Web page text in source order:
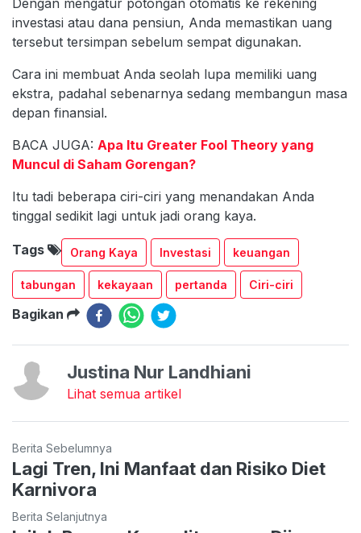
Dengan mengatur potongan otomatis ke rekening
investasi atau dana pensiun, Anda memastikan uang
tersebut tersimpan sebelum sempat digunakan.
Cara ini membuat Anda seolah lupa memiliki uang
ekstra, padahal sebenarnya sedang membangun masa
depan finansial.
BACA JUGA: Apa Itu Greater Fool Theory yang
Muncul di Saham Gorengan?
Itu tadi beberapa ciri-ciri yang menandakan Anda
tinggal sedikit lagi untuk jadi orang kaya.
Tags Orang Kaya Investasi keuangan
tabungan kekayaan pertanda Ciri-ciri
Bagikan
Justina Nur Landhiani
Lihat semua artikel
Berita Sebelumnya
Lagi Tren, Ini Manfaat dan Risiko Diet
Karnivora
Berita Selanjutnya